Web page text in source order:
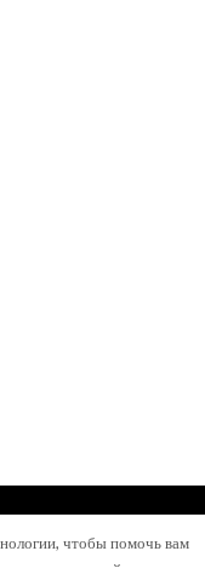
Blossom
чтобы помочь вам